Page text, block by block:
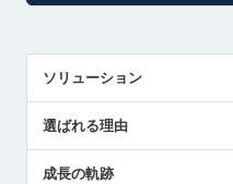
ソリューション
解決策提案
選ばれる理由
成長の軌跡